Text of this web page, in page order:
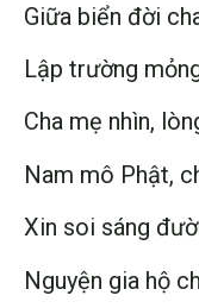
Giữa biển đời
Lập trường
Cha mẹ nhìn,
Nam mô Phật,
Xin soi sáng
Nguyện gia hộ